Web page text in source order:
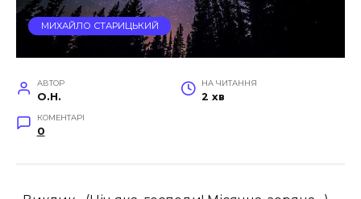
МИХАЙЛО СТАРИЦЬКИЙ
АВТОР
O.H.
НА ЧИТАННЯ
2 хв
КОМЕНТАРІ
0